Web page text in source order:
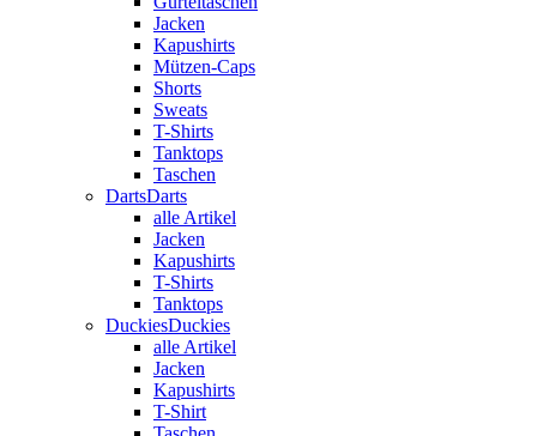
Jacken
Kapushirts
Mützen-Caps
Shorts
Sweats
T-Shirts
Tanktops
Taschen
DartsDarts
alle Artikel
Jacken
Kapushirts
T-Shirts
Tanktops
DuckiesDuckies
alle Artikel
Jacken
Kapushirts
T-Shirt